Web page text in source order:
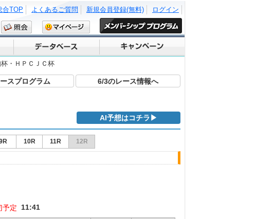
ログイン
新規会員登録(無料)
よくあるご質問
合TOP
・ＨＰＣＪＣ杯
6/3のレース情報へ
スプログラム
AI予想はコチラ▶
10R 11R 12R
予定 11:41